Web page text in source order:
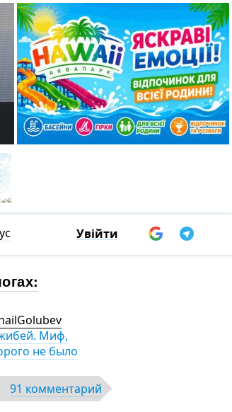
Увійти
Миф,
не было
91 комментарий